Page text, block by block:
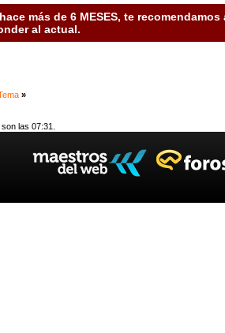
más de 6 MESES, te recomendamos
al actual.
»
las 07:31.